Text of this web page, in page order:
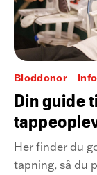
Bloddonor
Din guide
Her finder du
tapning, så du